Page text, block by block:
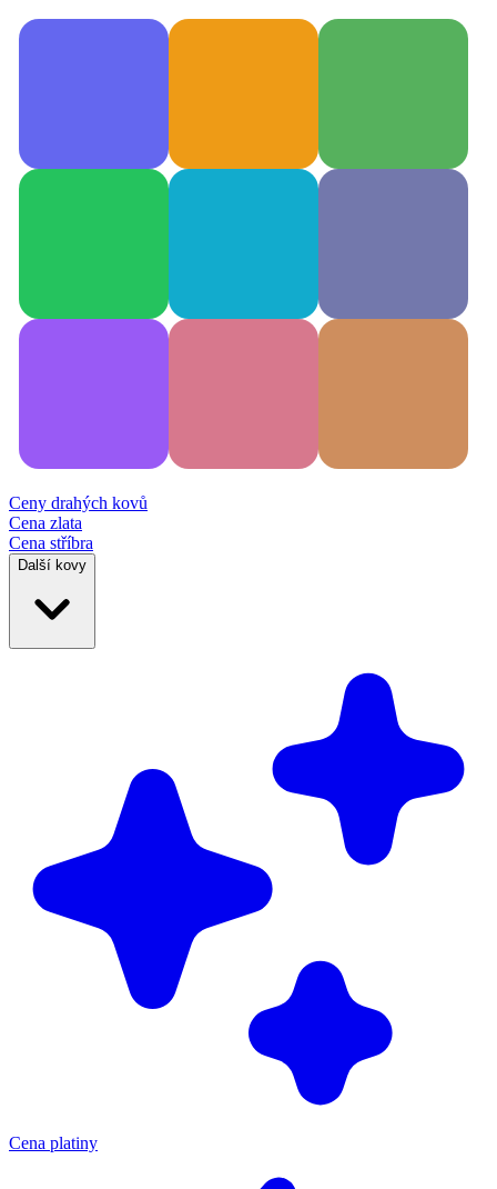
Ceny drahých kovů
Cena zlata
Cena stříbra
Další kovy
Cena platiny